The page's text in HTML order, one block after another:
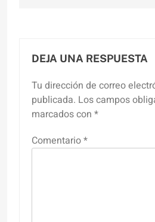
DEJA UNA RESPUESTA
Tu dirección de correo
publicada. Los campos
marcados con *
Comentario*